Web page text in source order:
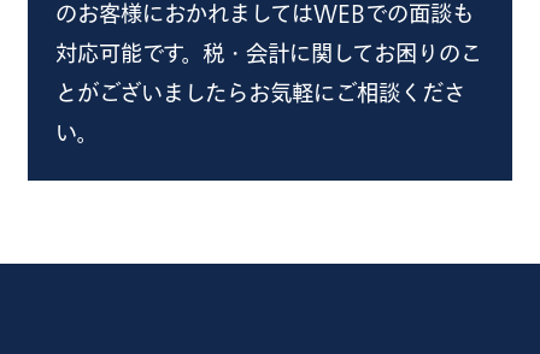
のお客様におかれましてはWEBでの面談も
対応可能です。税・会計に関してお困りのこ
とがございましたらお気軽にご相談くださ
い。